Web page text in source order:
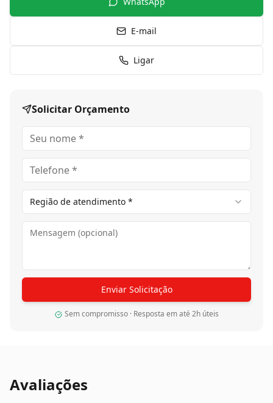
E-mail
Ligar
Solicitar Orçamento
Região de atendimento *
Enviar Solicitação
Sem compromisso · Resposta em até 2h úteis
Avaliações